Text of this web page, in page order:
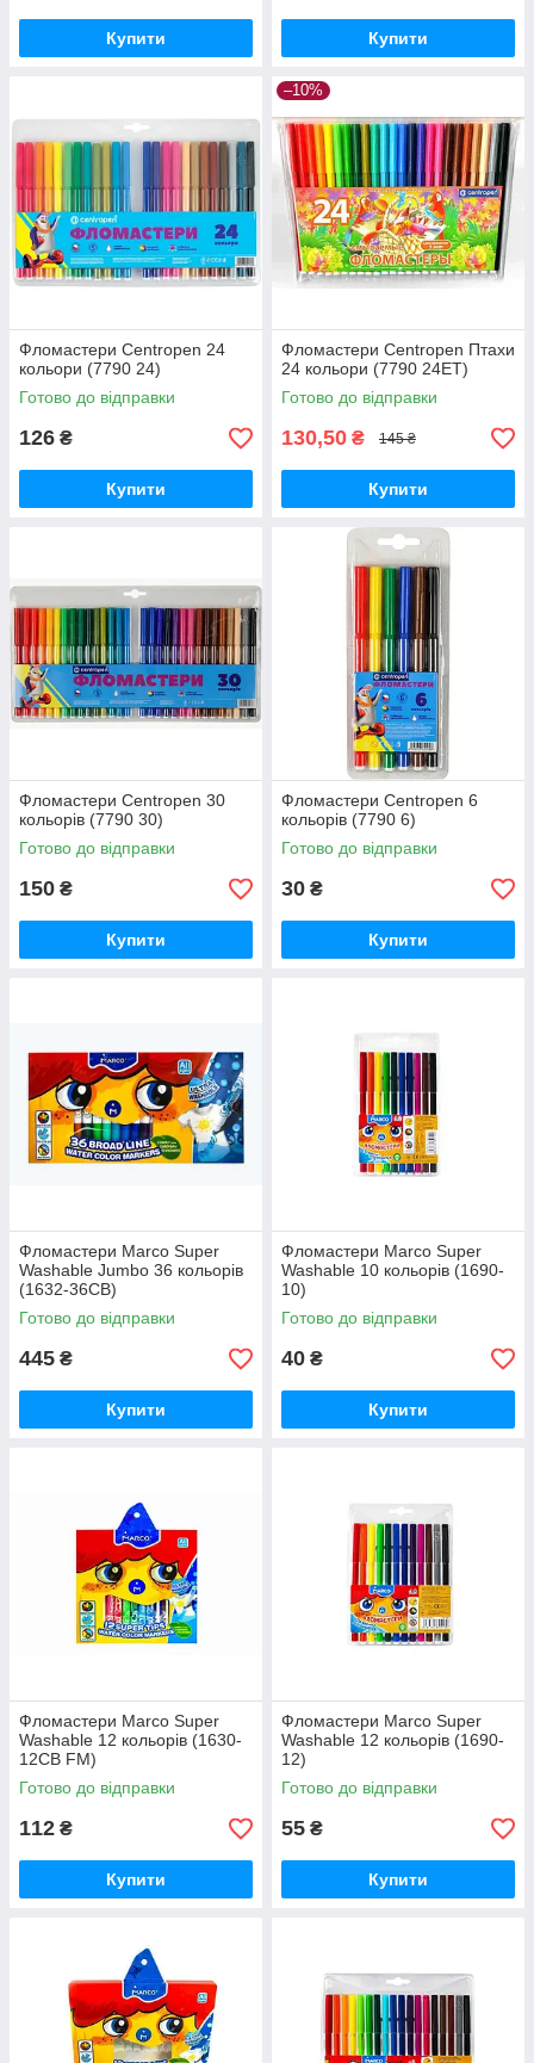
Купити Купити
Фломастери Centropen 24
кольори (7790 24)
Готово до відправки
126 ₴
Купити
–10%
Фломастери Centropen Птахи
24 кольори (7790 24ЕТ)
Готово до відправки
130,50 ₴ 145 ₴
Купити
Фломастери Centropen 30
кольорів (7790 30)
Готово до відправки
150 ₴
Купити
Фломастери Centropen 6
кольорів (7790 6)
Готово до відправки
30 ₴
Купити
Фломастери Marco Super
Washable Jumbo 36 кольорів
(1632-36CB)
Готово до відправки
445 ₴
Купити
Фломастери Marco Super
Washable 10 кольорів (1690-
10)
Готово до відправки
40 ₴
Купити
Фломастери Marco Super
Washable 12 кольорів (1630-
12CB FM)
Готово до відправки
112 ₴
Купити
Фломастери Marco Super
Washable 12 кольорів (1690-
12)
Готово до відправки
55 ₴
Купити